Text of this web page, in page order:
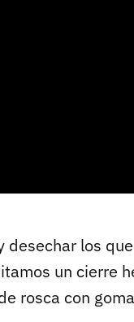
los
un cierre
rosca con